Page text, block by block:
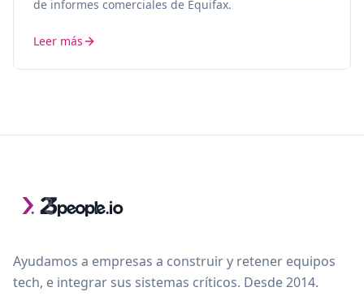
de informes comerciales de Equifax.
Leer más
Ayudamos a empresas a construir y retener equipos
tech, e integrar sus sistemas críticos. Desde 2014.